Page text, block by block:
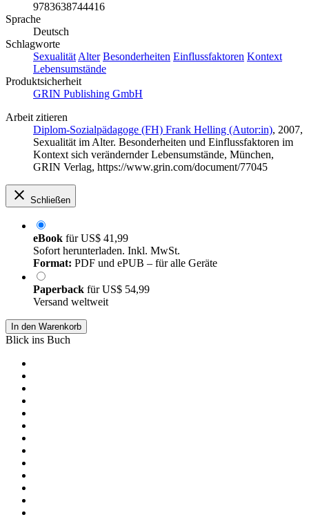
9783638744416
Sprache
Deutsch
Schlagworte
Sexualität Alter Besonderheiten Einflussfaktoren Kontext
Lebensumstände
Produktsicherheit
GRIN Publishing GmbH
Arbeit zitieren
Diplom-Sozialpädagoge (FH) Frank Helling (Autor:in), 2007,
Sexualität im Alter. Besonderheiten und Einflussfaktoren im
Kontext sich verändernder Lebensumstände, München,
GRIN Verlag, https://www.grin.com/document/77045
Schließen
eBook fürUS$ 41,99
Sofort herunterladen. Inkl. MwSt.
Format: PDF und ePUB – für alle Geräte
Paperback fürUS$ 54,99
Versand weltweit
In den Warenkorb
Blick ins Buch